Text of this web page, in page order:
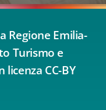
Regione Emilia-
Turismo e
CC-BY